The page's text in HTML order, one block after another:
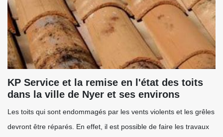
KP Service et la remise en l'état des toits
dans la ville de Nyer et ses environs
Les toits qui sont endommagés par les vents violents et les grêles
devront être réparés. En effet, il est possible de faire les travaux